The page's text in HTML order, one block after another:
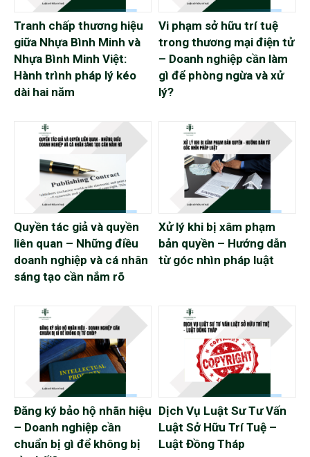
Tranh chấp thương hiệu
giữa Nhựa Bình Minh và
Nhựa Bình Minh Việt:
Hành trình pháp lý kéo
dài hai năm
Vi phạm sở hữu trí tuệ
trong thương mại điện tử
– Doanh nghiệp cần làm
gì để phòng ngừa và xử
lý?
Quyền tác giả và quyền
liên quan – Những điều
doanh nghiệp và cá nhân
sáng tạo cần nắm rõ
Xử lý khi bị xâm phạm
bản quyền – Hướng dẫn
từ góc nhìn pháp luật
Đăng ký bảo hộ nhãn hiệu
– Doanh nghiệp cần
chuẩn bị gì để không bị
Dịch Vụ Luật Sư Tư Vấn
Luật Sở Hữu Trí Tuệ –
Luật Đồng Tháp